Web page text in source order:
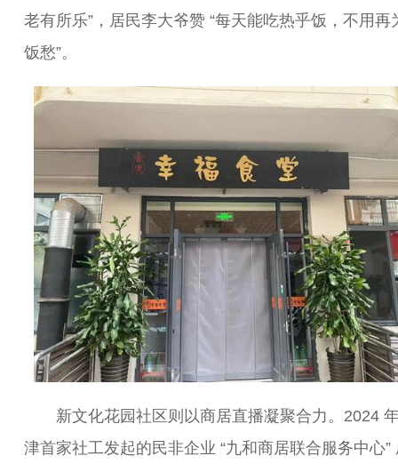
老有所乐”，居民李大爷赞 “每天能吃热乎饭，不用再
饭愁”。
新文化花园社区则以商居直播凝聚合力。2024
津首家社工发起的民非企业 “九和商居联合服务中心”